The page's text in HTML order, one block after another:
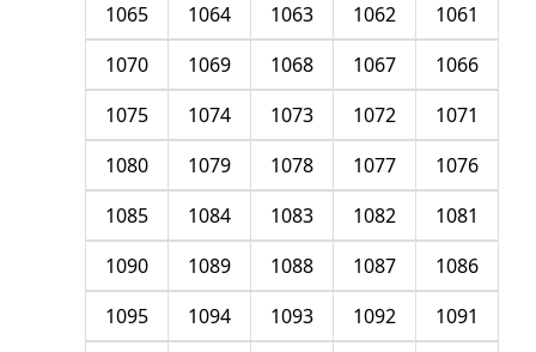
1061
1062
1063
1064
1065
1066
1067
1068
1069
1070
1071
1072
1073
1074
1075
1076
1077
1078
1079
1080
1081
1082
1083
1084
1085
1086
1087
1088
1089
1090
1091
1092
1093
1094
1095